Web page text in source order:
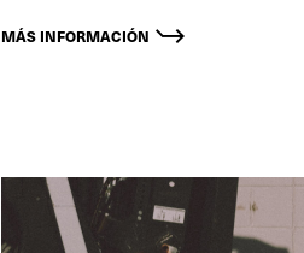
MÁS INFORMACIÓN